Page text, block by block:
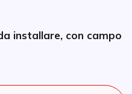
installare, con campo